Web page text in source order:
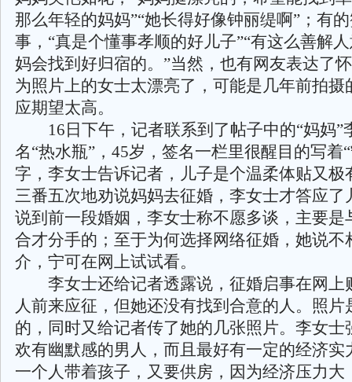
那么年轻的妈妈”“她长得好像钟丽缇啊”；有
事，“真是个懂事孝顺的好儿子”“有这么善解
妈会找到好归宿的。”当然，也有网友表达了
为照片上的女士太漂亮了，可能是几年前拍摄
应期望太高。
16日下午，记者联系到了帖子中的“妈妈”
名“热水瓶”，45岁，签名一栏里很醒目的写着
字，李女士告诉记者，儿子是个温柔体贴又极
三番五次地劝说妈妈去征婚，李女士才答应了
说到前一段婚姻，李女士称不愿多谈，主要是
合才分手的；至于为何选择网络征婚，她说不
介，宁可在网上试试看。
李女士还给记者透露说，征婚启事在网上
人前来应征，但她还没有找到合意的人。照片
的，同时又给记者传了她的几张照片。李女士
欢有幽默感的男人，而且最好有一定的经济实
一个人带着孩子，又要供房，因为经济压力大